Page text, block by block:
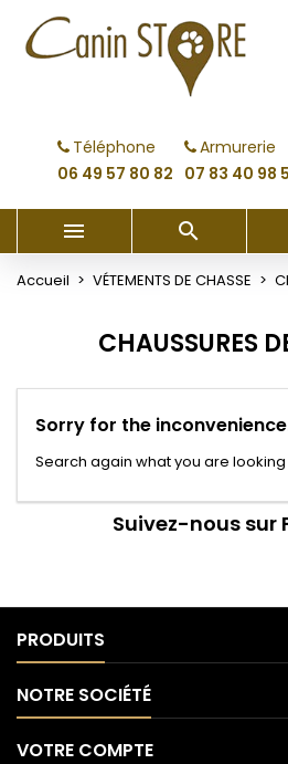
Téléphone
06 49 57 80 82
Armurerie
07 83 40 98
 
Accueil VÉTEMENTS DE CHASSE
CHAUSSURES
Sorry for the
Search again what you are
Suivez-nous sur
PRODUITS
NOTRE SOCIÉTÉ
VOTRE COMPTE
My wishlists
Create new list
((modalTitle))
((confirmMessage))
((cancelText))
Créer une liste
Connexion
Vous devez être connecté